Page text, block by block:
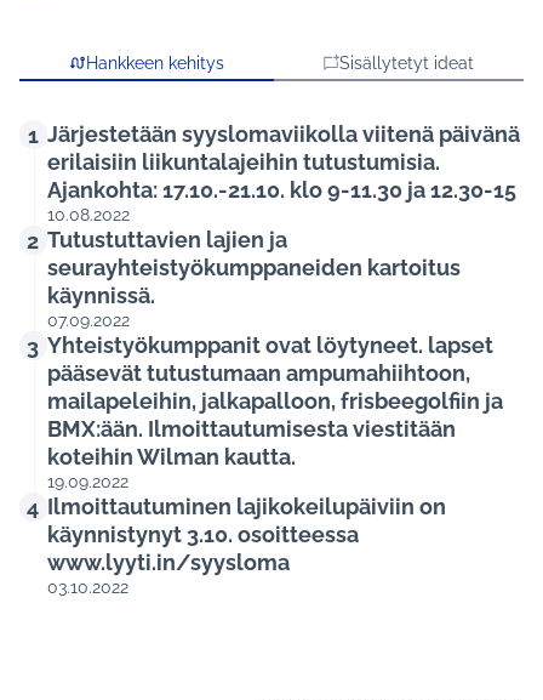
Hankkeen kehitys Sisällytetyt ideat
1 Järjestetään syyslomaviikolla viitenä päivänä
erilaisiin liikuntalajeihin tutustumisia.
Ajankohta: 17.10.-21.10. klo 9-11.30 ja 12.30-15
10.08.2022
2 Tutustuttavien lajien ja
seurayhteistyökumppaneiden kartoitus
käynnissä.
07.09.2022
3 Yhteistyökumppanit ovat löytyneet. lapset
pääsevät tutustumaan ampumahiihtoon,
mailapeleihin, jalkapalloon, frisbeegolfiin ja
BMX:ään. Ilmoittautumisesta viestitään
koteihin Wilman kautta.
19.09.2022
4 Ilmoittautuminen lajikokeilupäiviin on
käynnistynyt 3.10. osoitteessa
www.lyyti.in/syysloma
03.10.2022